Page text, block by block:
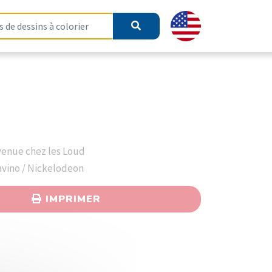
chez les Loud
/ Nickelodeon
IMPRIMER